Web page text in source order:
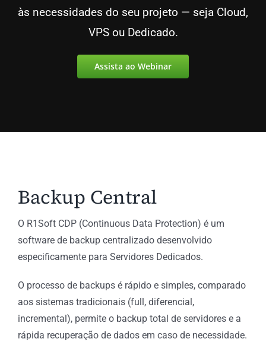
às necessidades do seu projeto — seja Cloud,
VPS ou Dedicado.
Assista ao Webinar
Backup Central
O R1Soft CDP (Continuous Data Protection) é um
software de backup centralizado desenvolvido
especificamente para Servidores Dedicados.
O processo de backups é rápido e simples, comparado
aos sistemas tradicionais (full, diferencial,
incremental), permite o backup total de servidores e a
rápida recuperação de dados em caso de necessidade.